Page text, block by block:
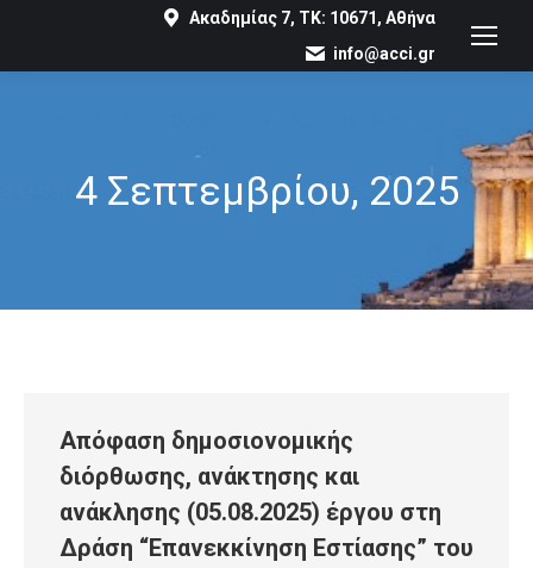
Ακαδημίας 7, ΤΚ: 10671, Αθήνα
info@acci.gr
4 Σεπτεμβρίου, 2025
You are here:
Απόφαση δημοσιονομικής
διόρθωσης, ανάκτησης και
ανάκλησης (05.08.2025) έργου στη
Δράση “Επανεκκίνηση Εστίασης” του